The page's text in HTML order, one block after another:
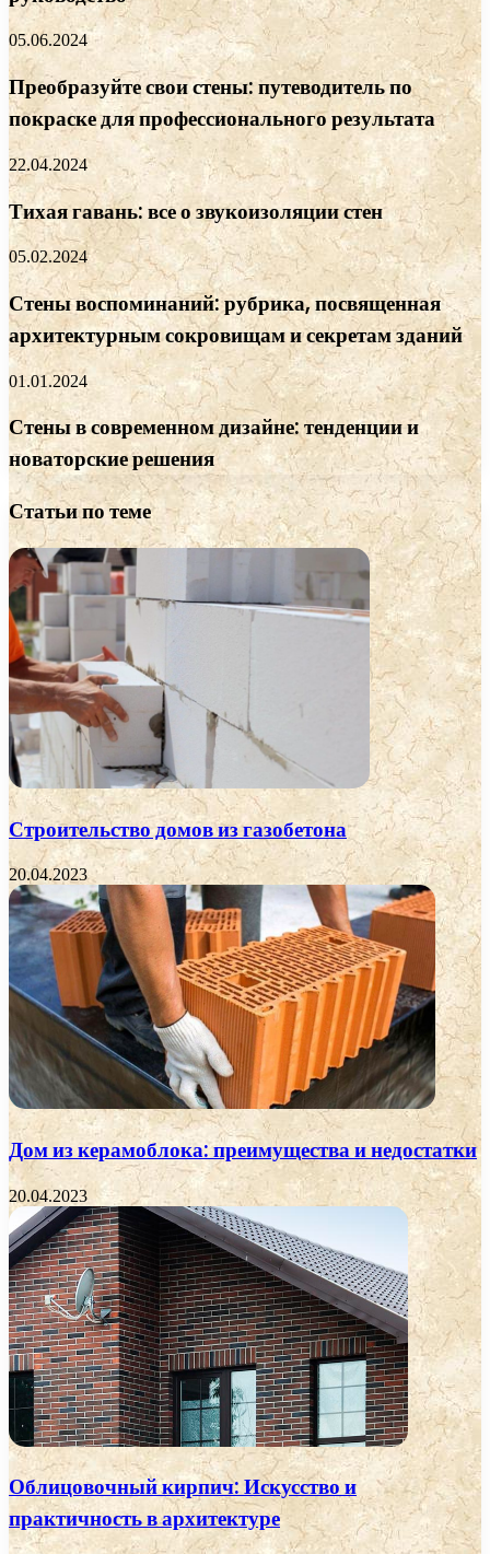
05.06.2024
Преобразуйте свои стены: путеводитель по
покраске для профессионального результата
22.04.2024
Тихая гавань: все о звукоизоляции стен
05.02.2024
Стены воспоминаний: рубрика, посвященная
архитектурным сокровищам и секретам зданий
01.01.2024
Стены в современном дизайне: тенденции и
новаторские решения
Статьи по теме
Строительство домов из газобетона
20.04.2023
Дом из керамоблока: преимущества и недостатки
20.04.2023
Облицовочный кирпич: Искусство и
практичность в архитектуре